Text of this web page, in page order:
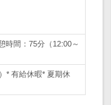
時間：75分（12:00～
* 有給休暇* 夏期休